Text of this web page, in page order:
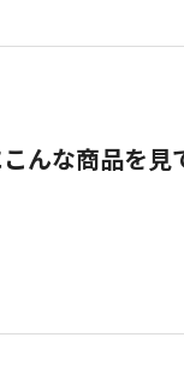
んな商品を見